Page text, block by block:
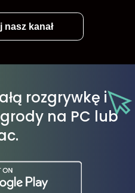
kanał
rozgrywkę i
na PC lub